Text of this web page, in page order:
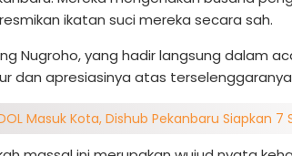
ikatan suci mereka secara sah.
Nugroho, yang hadir langsung dalam
dan apresiasinya atas
Masuk Kota, Dishub Pekanbaru Siapkan 7